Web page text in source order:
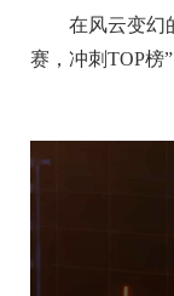
在风云变幻
赛，冲刺TOP榜